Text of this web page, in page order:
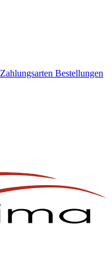
Zahlungsarten Bestellungen